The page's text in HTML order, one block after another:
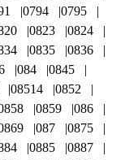
0794
0795
0823
0824
0835
0836
084
0845
08514
0852
0859
086
087
0875
0885
0887